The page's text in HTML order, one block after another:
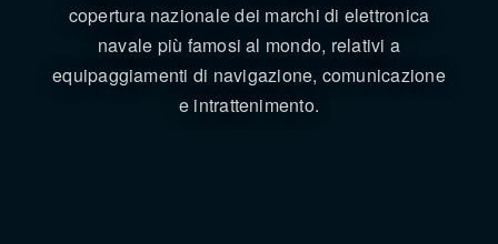
copertura nazionale dei marchi di elettronica
navale più famosi al mondo, relativi a
equipaggiamenti di navigazione, comunicazione
e intrattenimento.